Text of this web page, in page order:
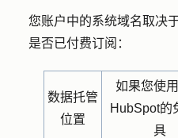
您账户中的系统域名取决
是否已付费订阅：
数据托管
位置
如果您使
HubSpot的
具